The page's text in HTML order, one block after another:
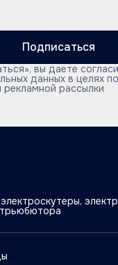
Подписаться
вы даете
данных в целях
рассылки